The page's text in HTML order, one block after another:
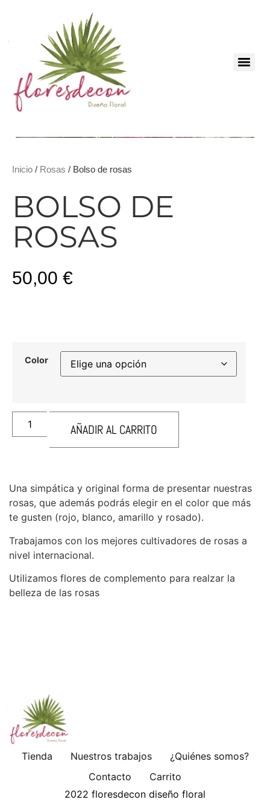
Inicio / Rosas / Bolso de rosas
BOLSO DE
ROSAS
50,00 €
Color
AÑADIR AL CARRITO
Una simpática y original forma de presentar nuestras
rosas, que además podrás elegir en el color que más
te gusten (rojo, blanco, amarillo y rosado).
Trabajamos con los mejores cultivadores de rosas a
nivel internacional.
Utilizamos flores de complemento para realzar la
belleza de las rosas
Tienda Nuestros trabajos
¿Quiénes somos?
Contacto
Carrito
2022 floresdecon diseño floral